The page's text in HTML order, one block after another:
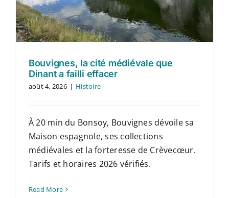
Contact
Français
Bouvignes, la cité médiévale que
Dinant a failli effacer
août 4, 2026 | Histoire
À 20 min du Bonsoy, Bouvignes dévoile sa
Maison espagnole, ses collections
médiévales et la forteresse de Crèvecœur.
Tarifs et horaires 2026 vérifiés.
Read More